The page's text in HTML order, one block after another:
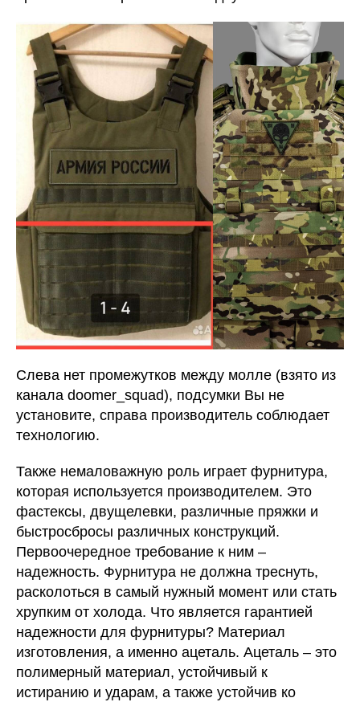
Слева нет промежутков между молле (взято из
канала doomer_squad), подсумки Вы не
установите, справа производитель соблюдает
технологию.
Также немаловажную роль играет фурнитура,
которая используется производителем. Это
фастексы, двущелевки, различные пряжки и
быстросбросы различных конструкций.
Первоочередное требование к ним –
надежность. Фурнитура не должна треснуть,
расколоться в самый нужный момент или стать
хрупким от холода. Что является гарантией
надежности для фурнитуры? Материал
изготовления, а именно ацеталь. Ацеталь – это
полимерный материал, устойчивый к
истиранию и ударам, а также устойчив ко